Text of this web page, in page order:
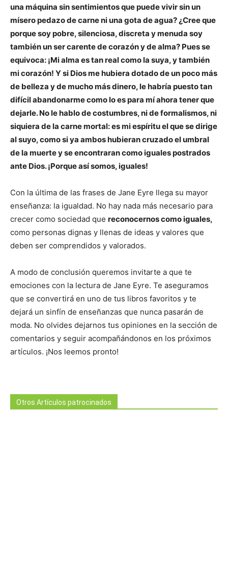
una máquina sin sentimientos que puede vivir sin un
mísero pedazo de carne ni una gota de agua? ¿Cree que
porque soy pobre, silenciosa, discreta y menuda soy
también un ser carente de corazón y de alma? Pues se
equivoca: ¡Mi alma es tan real como la suya, y también
mi corazón! Y si Dios me hubiera dotado de un poco más
de belleza y de mucho más dinero, le habría puesto tan
difícil abandonarme como lo es para mí ahora tener que
dejarle. No le hablo de costumbres, ni de formalismos, ni
siquiera de la carne mortal: es mi espíritu el que se dirige
al suyo, como si ya ambos hubieran cruzado el umbral
de la muerte y se encontraran como iguales postrados
ante Dios. ¡Porque así somos, iguales!
Con la última de las frases de Jane Eyre llega su mayor
enseñanza: la igualdad. No hay nada más necesario para
crecer como sociedad que reconocernos como iguales,
como personas dignas y llenas de ideas y valores que
deben ser comprendidos y valorados.
A modo de conclusión queremos invitarte a que te
emociones con la lectura de Jane Eyre. Te aseguramos
que se convertirá en uno de tus libros favoritos y te
dejará un sinfín de enseñanzas que nunca pasarán de
moda. No olvides dejarnos tus opiniones en la sección de
comentarios y seguir acompañándonos en los próximos
artículos. ¡Nos leemos pronto!
Otros Artículos patrocinados